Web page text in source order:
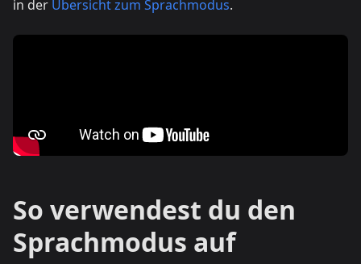
in der Übersicht zum Sprachmodus.
So verwendest du den
Sprachmodus auf